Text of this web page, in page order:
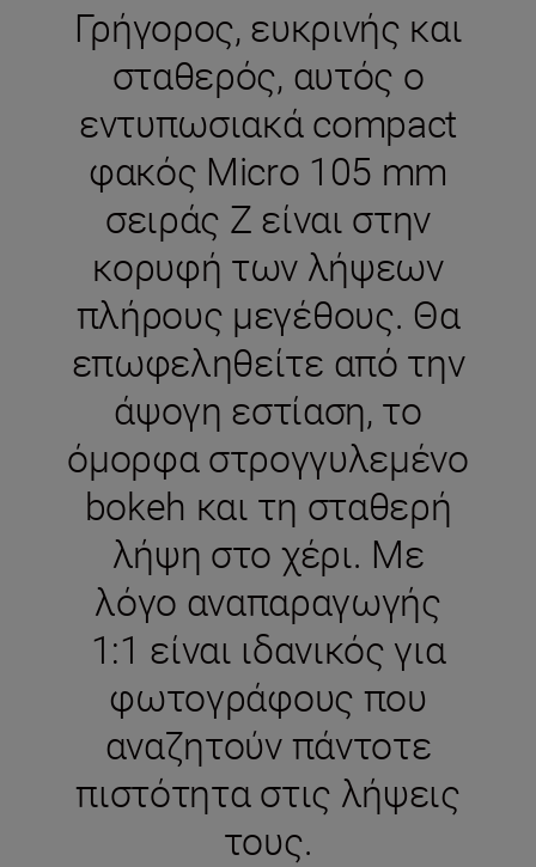
Γρήγορος, ευκρινής και
σταθερός, αυτός ο
εντυπωσιακά compact
φακός Micro 105 mm
σειράς Z είναι στην
κορυφή των λήψεων
πλήρους μεγέθους. Θα
επωφεληθείτε από την
άψογη εστίαση, το
όμορφα στρογγυλεμένο
bokeh και τη σταθερή
λήψη στο χέρι. Με
λόγο αναπαραγωγής
1:1 είναι ιδανικός για
φωτογράφους που
αναζητούν πάντοτε
πιστότητα στις λήψεις
τους.